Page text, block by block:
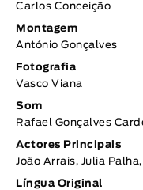
Carlos Conceição
Montagem
António Gonçalves
Fotografia
Vasco Viana
Som
Rafael Gonçalves
Actores Principais
João Arrais, Julia
Língua Original